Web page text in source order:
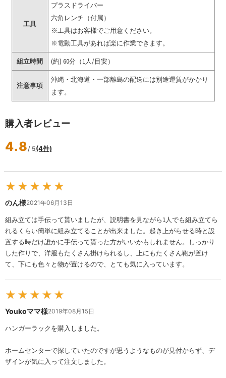
工具
プラスドライバー
六角レンチ（付属）
※工具はお客様でご用意ください。
※電動工具があれば楽に作業できます。
組立時間 (約) 60分（1人/目安）
注意事項
沖縄・北海道・一部離島の配送には別途運賃がかかり
ます。
購入者レビュー
4.8 / 5(4件)
★ ★ ★ ★ ★
のん様2021年06月13日
組み立ては手伝って貰いましたが、説明書を見ながら1人でも組み立てら
れるくらい簡単に組み立てることが出来ました。起き上がらせる時と設
置する時だけ誰かに手伝って貰った方がいいかもしれません。しっかり
した作りで、洋服もたくさん掛けられるし、上にもたくさん鞄が置け
て、下にも色々と物が置けるので、とても気に入っています。
★ ★ ★ ★ ★
Youkoママ様2019年08月15日
ハンガーラックを購入しました。
ホームセンターで探していたのですが思うようなものが見付からず、デ
ザインが気に入って注文しました。